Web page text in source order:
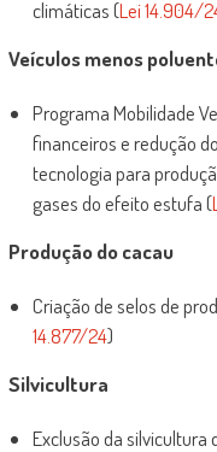
climáticas (Lei 14.904/
Veículos menos
Programa Mobilidade
financeiros e redução
tecnologia para
gases do efeito estufa (
Produção do cacau
Criação de selos de
14.877/24)
Silvicultura
Exclusão da silvicultura